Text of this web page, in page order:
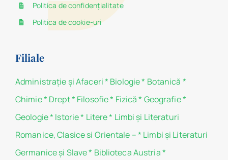
Politica de confidențialitate
Politica de cookie-uri
Filiale
Administraţie şi Afaceri* Biologie* Botanică *
Chimie* Drept* Filosofie* Fizică * Geografie*
Geologie* Istorie* Litere* Limbi și Literaturi
Romanice, Clasice si Orientale –* Limbi și Literaturi
Germanice şi Slave* Biblioteca Austria*